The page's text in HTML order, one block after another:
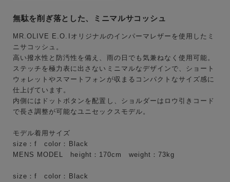
キーワード
性別
無駄を削ぎ落とした、ミニマルサコッシュ
MR.OLIVE E.O.Iオリジナルのインパーマレザーを使用したミ
ニサコッシュ。
高い撥水性と防汚性を備え、雨の日でも気兼ねなく使用可能。
ステッチを極力表に出さないミニマルなデザインで、ショート
ウォレットやスマートフォンが収まるコンパクトなサイズ感に
仕上げています。
内側にはドットボタンを配置し、ショルダーはロウ引きコード
で長さ調整が可能なユニセックスモデル。
モデル着用サイズ
size：f color：Black
MENS MODEL height：170cm weight：73kg
size：f color：Black